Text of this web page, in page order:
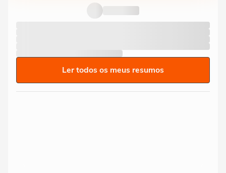
Ler todos os meus resumos